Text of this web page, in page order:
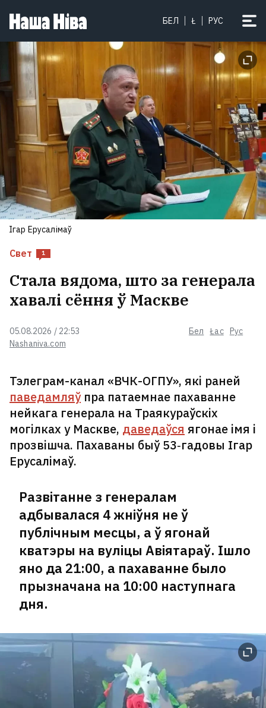
БЕЛ Ł РУС
Свет 1
Nashaniva.com
05.08.2026 / 22:53 Бел Łac Рус
Стала вядома, што за генерала
хавалі сёння ў Маскве
Тэлеграм-канал «ВЧК-ОГПУ», які раней
паведамляўпра патаемнае пахаванне
нейкага генерала на Траякураўскіх
могілках у Маскве, даведаўся ягонае імя і
прозвішча. Пахаваны быў 53‑гадовы Ігар
Ерусалімаў.
Ігар Ерусалімаў
Развітанне з генералам
адбывалася 4 жніўня не ў
публічным месцы, а ў ягонай
кватэры на вуліцы Авіятараў. Ішло
яно да 21:00, а пахаванне было
прызначана на 10:00 наступнага
дня.